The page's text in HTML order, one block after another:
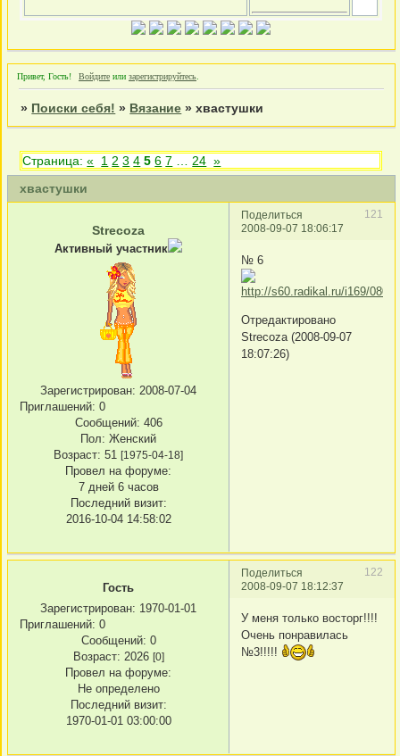
Привет, Гость! Войдите или зарегистрируйтесь
» Поиски себя! » Вязание »хвастушки
хвастушки
Страница:« 1 2 3 4 5 6 7 24 »
Поделиться
121
2008-09-07 18:06:17
Strecoza
Активный участник
Зарегистрирован: 2008-07-04
Приглашений: 0
Сообщений: 406
Пол: Женский
Возраст: 51 [1975-04-18]
Провел на форуме:
7 дней 6 часов
Последний визит:
2016-10-04 14:58:02
№ 6
Отредактировано
Strecoza (2008-09-07
18:07:26)
Поделиться
122
2008-09-07 18:12:37
Гость
Зарегистрирован: 1970-01-01
Приглашений: 0
Сообщений: 0
Возраст: 2026 [0]
Провел на форуме:
Не определено
Последний визит:
1970-01-01 03:00:00
У меня только восторг!!!!
Очень понравилась
№3!!!!!